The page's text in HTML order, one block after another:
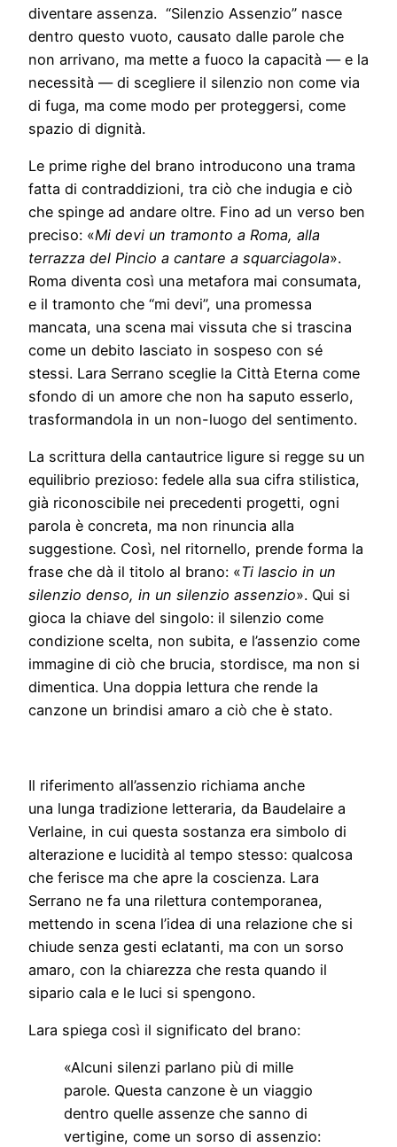
diventare assenza. “Silenzio Assenzio” nasce
dentro questo vuoto, causato dalle parole che
non arrivano, ma mette a fuoco la capacità — e la
necessità — di scegliere il silenzio non come via
di fuga, ma come modo per proteggersi, come
spazio di dignità.
Le prime righe del brano introducono una trama
fatta di contraddizioni, tra ciò che indugia e ciò
che spinge ad andare oltre. Fino ad un verso ben
preciso: «Mi devi un tramonto a Roma, alla
terrazza del Pincio a cantare a squarciagola».
Roma diventa così una metafora mai consumata,
e il tramonto che “mi devi”, una promessa
mancata, una scena mai vissuta che si trascina
come un debito lasciato in sospeso con sé
stessi. Lara Serrano sceglie la Città Eterna come
sfondo di un amore che non ha saputo esserlo,
trasformandola in un non-luogo del sentimento.
La scrittura della cantautrice ligure si regge su un
equilibrio prezioso: fedele alla sua cifra stilistica,
già riconoscibile nei precedenti progetti, ogni
parola è concreta, ma non rinuncia alla
suggestione. Così, nel ritornello, prende forma la
frase che dà il titolo al brano: «Ti lascio in un
silenzio denso, in un silenzio assenzio». Qui si
gioca la chiave del singolo: il silenzio come
condizione scelta, non subita, e l’assenzio come
immagine di ciò che brucia, stordisce, ma non si
dimentica. Una doppia lettura che rende la
canzone un brindisi amaro a ciò che è stato.
Il riferimento all’assenzio richiama anche
una lunga tradizione letteraria, da Baudelaire a
Verlaine, in cui questa sostanza era simbolo di
alterazione e lucidità al tempo stesso: qualcosa
che ferisce ma che apre la coscienza. Lara
Serrano ne fa una rilettura contemporanea,
mettendo in scena l’idea di una relazione che si
chiude senza gesti eclatanti, ma con un sorso
amaro, con la chiarezza che resta quando il
sipario cala e le luci si spengono.
Lara spiega così il significato del brano:
«Alcuni silenzi parlano più di mille
parole. Questa canzone è un viaggio
dentro quelle assenze che sanno di
vertigine, come un sorso di assenzio: